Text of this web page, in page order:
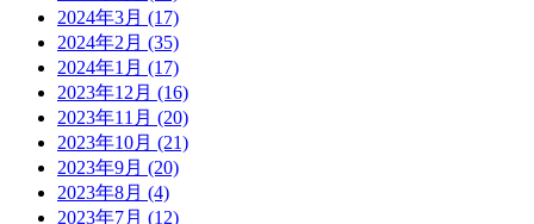
2024年3月 (17)
2024年2月 (35)
2024年1月 (17)
2023年12月 (16)
2023年11月 (20)
2023年10月 (21)
2023年9月 (20)
2023年8月 (4)
2023年7月 (12)